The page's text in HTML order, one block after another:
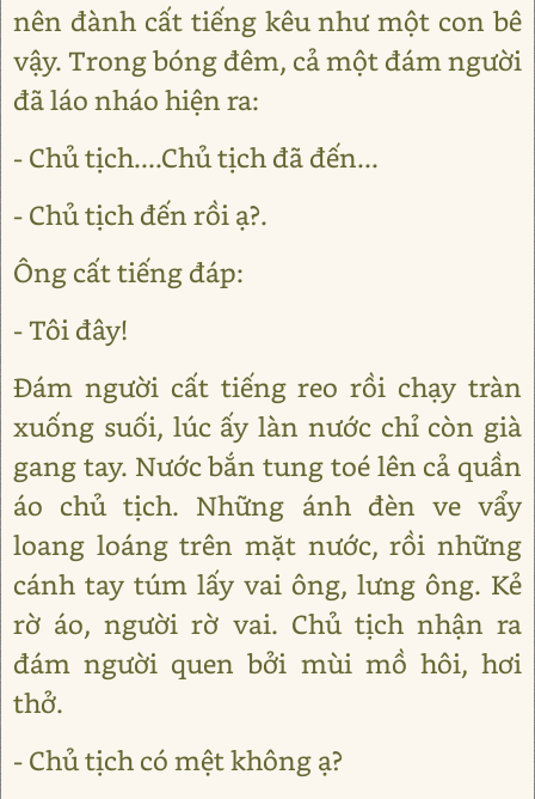
nên đành cất tiếng kêu như một con bê
vậy. Trong bóng đêm, cả một đám người
đã láo nháo hiện ra:
- Chủ tịch....Chủ tịch đã đến...
- Chủ tịch đến rồi ạ?.
Ông cất tiếng đáp:
- Tôi đây!
Đám người cất tiếng reo rồi chạy tràn
xuống suối, lúc ấy làn nước chỉ còn già
gang tay. Nước bắn tung toé lên cả quần
áo chủ tịch. Những ánh đèn ve vẩy
loang loáng trên mặt nước, rồi những
cánh tay túm lấy vai ông, lưng ông. Kẻ
rờ áo, người rờ vai. Chủ tịch nhận ra
đám người quen bởi mùi mồ hôi, hơi
thở.
- Chủ tịch có mệt không ạ?